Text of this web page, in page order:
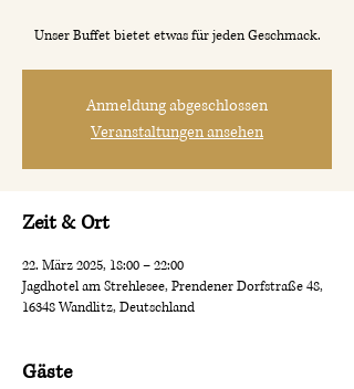
Unser Buffet bietet etwas für jeden Geschmack.
Anmeldung abgeschlossen
Veranstaltungen ansehen
Zeit & Ort
22. März 2025, 18:00 – 22:00
Jagdhotel am Strehlesee, Prendener Dorfstraße 48,
16348 Wandlitz, Deutschland
Gäste